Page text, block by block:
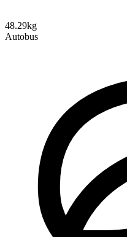
48.29kg
Autobus